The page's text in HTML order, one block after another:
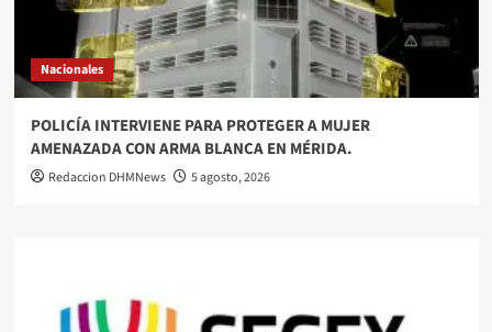
Nacionales
POLICÍA INTERVIENE PARA PROTEGER A MUJER
AMENAZADA CON ARMA BLANCA EN MÉRIDA.
Redaccion DHMNews 5 agosto, 2026